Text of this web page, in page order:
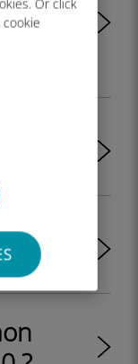
Or click
une
un